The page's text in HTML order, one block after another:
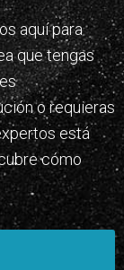
aquí para
que tengas
o requieras
está
cómo